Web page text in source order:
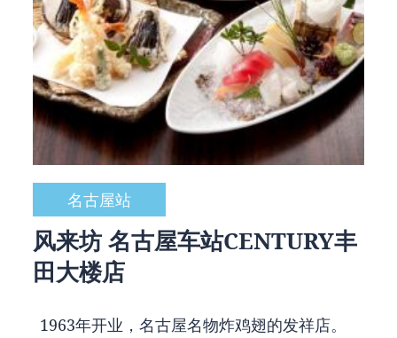
名古屋站
风来坊 名古屋车站CENTURY丰
田大楼店
1963年开业，名古屋名物炸鸡翅的发祥店。